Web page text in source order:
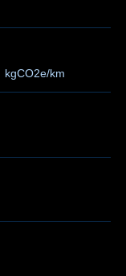
kgCO2e/km